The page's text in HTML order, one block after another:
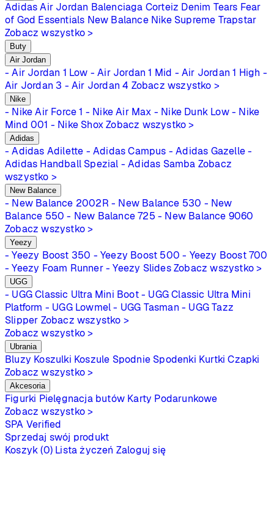
Adidas Air Jordan Balenciaga Corteiz Denim Tears Fear
of God Essentials New Balance Nike Supreme Trapstar
Zobacz wszystko >
Buty
Air Jordan
- Air Jordan 1 Low - Air Jordan 1 Mid - Air Jordan 1 High -
Air Jordan 3 - Air Jordan 4 Zobacz wszystko >
Nike
- Nike Air Force 1 - Nike Air Max - Nike Dunk Low - Nike
Mind 001 - Nike Shox Zobacz wszystko >
Adidas
- Adidas Adilette - Adidas Campus - Adidas Gazelle -
Adidas Handball Spezial - Adidas Samba Zobacz
wszystko >
New Balance
- New Balance 2002R - New Balance 530 - New
Balance 550 - New Balance 725 - New Balance 9060
Zobacz wszystko >
Yeezy
- Yeezy Boost 350 - Yeezy Boost 500 - Yeezy Boost 700
- Yeezy Foam Runner - Yeezy Slides Zobacz wszystko >
UGG
- UGG Classic Ultra Mini Boot - UGG Classic Ultra Mini
Platform - UGG Lowmel - UGG Tasman - UGG Tazz
Slipper Zobacz wszystko >
Zobacz wszystko >
Ubrania
Bluzy Koszulki Koszule Spodnie Spodenki Kurtki Czapki
Zobacz wszystko >
Akcesoria
Figurki Pielęgnacja butów Karty Podarunkowe
Zobacz wszystko >
SPA Verified
Sprzedaj swój produkt
Koszyk (0) Lista życzeń Zaloguj się